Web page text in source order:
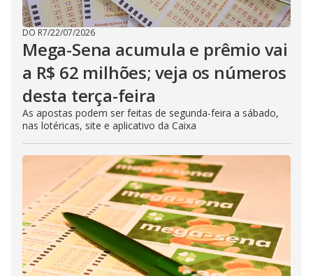
DO R7/22/07/2026
Mega-Sena acumula e prêmio vai
a R$ 62 milhões; veja os números
desta terça-feira
As apostas podem ser feitas de segunda-feira a sábado,
nas lotéricas, site e aplicativo da Caixa